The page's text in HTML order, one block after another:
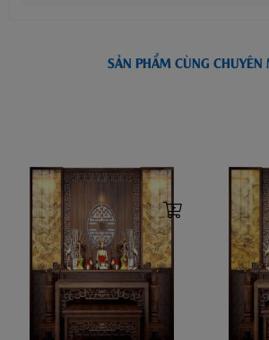
SẢN PHẨM CÙNG CHUYÊN